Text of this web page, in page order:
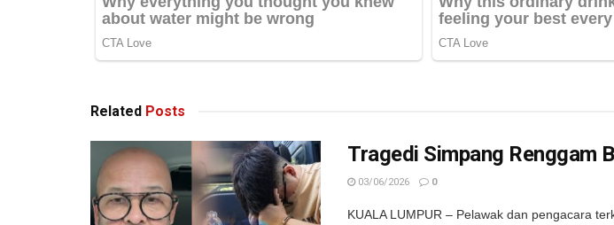
Related Posts
Tragedi Simpang Renggam
03/06/2026 0
KUALA LUMPUR – Pelawak dan pengacara